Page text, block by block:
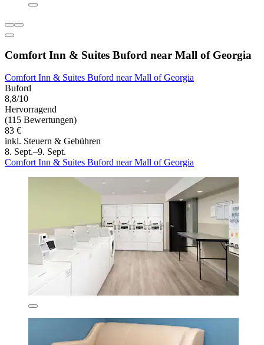
Comfort Inn & Suites Buford near Mall of Georgia
Comfort Inn & Suites Buford near Mall of Georgia
Buford
8,8/10
Hervorragend
(115 Bewertungen)
83 €
inkl. Steuern & Gebühren
8. Sept.–9. Sept.
Comfort Inn & Suites Buford near Mall of Georgia